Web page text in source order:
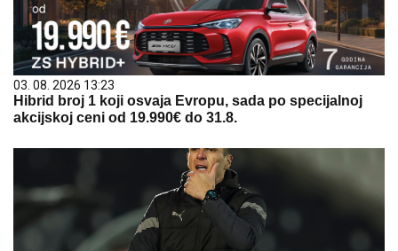
03. 08. 2026 13:23
Hibrid broj 1 koji osvaja Evropu, sada po specijalnoj
akcijskoj ceni od 19.990€ do 31.8.